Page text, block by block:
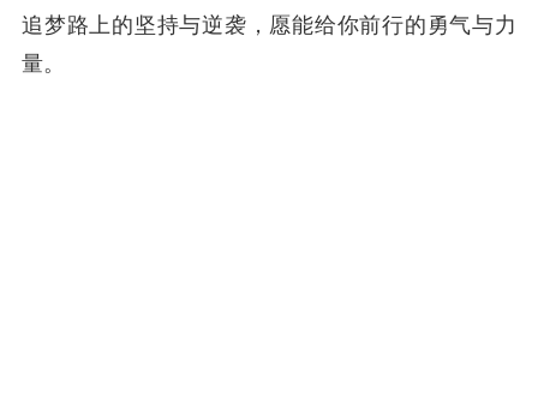
追梦路上的坚持与逆袭，愿能给你前行的勇气与力
量。